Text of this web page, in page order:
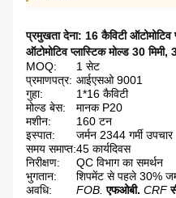
प्रमुखता देना: 16 कैविटी ऑटोमोटिव
ऑटोमोटिव प्लास्टिक मोल्ड 30 मिमी,
MOQ:
1 सेट
प्रमाणपत्र: आईएसओ 9001
गुहा:
1*16 कैविटी
मोल्ड बेस:
मानक P20
मशीन:
160 टन
इस्पात:
जर्मन 2344 गर्मी उपचार
समय समाप्त:45 कार्यदिवस
निरीक्षण:
QC विभाग का समर्थन
भुगतान:
शिपमेंट से पहले 30%
अवधि:
FOB. एफओबी. CRF